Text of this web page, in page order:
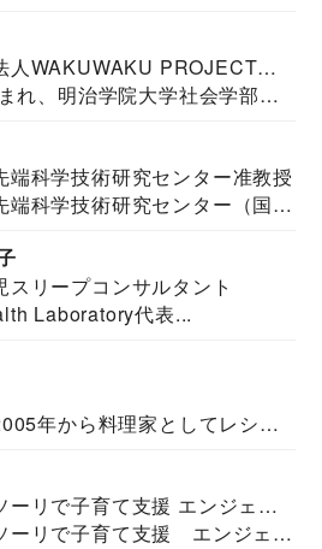
人WAKUWAKU PROJECT
・言語聴覚士・社会福祉士
れ、明治学院大学社会学部福
端科学技術研究センター准教授
端科学技術研究センター（国際
スリープコンサルタント
Laboratory代表...
年から料理家としてレシピ
ーリで子育て支援 エンジェル
究所所長
ーリで子育て支援 エンジェル